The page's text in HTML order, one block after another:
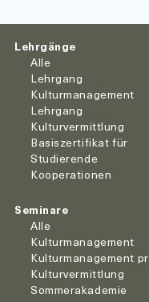
Lehrgänge
Alle
Lehrgang
Kulturmanagement
Lehrgang
Kulturvermittlung
Basiszertifikat für
Studierende
Kooperationen
Seminare
Alle
Kulturmanagement
Kulturmanagement
Kulturvermittlung
Sommerakademie